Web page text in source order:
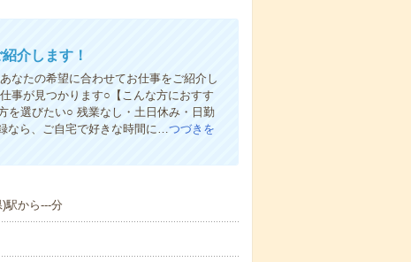
介します！
なたの希望に合わせてお仕事をご紹介し
事が見つかります○【こんな方におすす
を選びたい○ 残業なし・土日休み・日勤
なら、ご自宅で好きな時間に…つづきを
駅から---分